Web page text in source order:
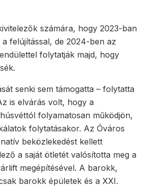
számára, hogy 2023-ban
felújítással, de 2024-ben az
folytatják majd, hogy
senki sem támogatta – folytatta
is elvárás volt, hogy a
folyamatosan működjön,
folytatásakor. Az Óváros
beközlekedést kellett
a saját ötletét valósította meg a
megépítésével. A barokk,
barokk épületek és a XXI.